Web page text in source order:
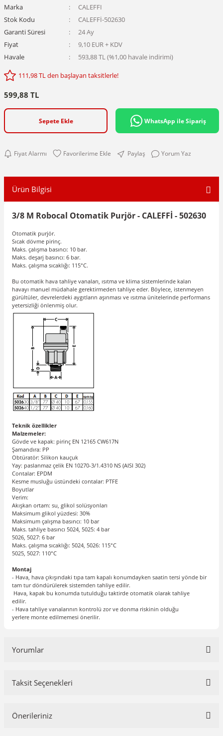
Marka
CALEFFI
Stok Kodu
CALEFFİ-502630
Garanti Süresi
24 Ay
Fiyat
9,10 EUR + KDV
Havale
593,88 TL (%1,00 havale indirimi)
111,98 TL den başlayan taksitlerle!
599,88 TL
Sepete Ekle WhatsApp ile Sipariş
Fiyat Alarmı Paylaş Yorum Yaz
Ürün Bilgisi
3/8 M Robocal Otomatik Purjör - CALEFFİ - 502630
Otomatik purjör.
Sıcak dövme pirinç.
Maks. çalışma basıncı: 10 bar.
Maks. deşarj basıncı: 6 bar.
Maks. çalışma sıcaklığı: 115°C.
Bu otomatik hava tahliye vanaları, ısıtma ve klima sistemlerinde kalan
havayı manuel müdahale gerektirmeden tahliye eder. Böylece, istenmeyen
gürültüler, devrelerdeki aygıtların aşınması ve ısıtma ünitelerinde performans
yetersizliği önlenmiş olur.
Teknik özellikler
Malzemeler:
Gövde ve kapak: pirinç EN 12165 CW617N
Şamandıra: PP
Obtüratör: Silikon kauçuk
Yay: paslanmaz çelik EN 10270-3/1.4310 NS (AISI 302)
Contalar: EPDM
Kesme musluğu üstündeki contalar: PTFE
Boyutlar
Verim:
Akışkan ortam: su, glikol solüsyonları
Maksimum glikol yüzdesi: 30%
Maksimum çalışma basıncı: 10 bar
Maks. tahliye basıncı 5024, 5025: 4 bar
5026, 5027: 6 bar
Maks. çalışma sıcaklığı: 5024, 5026: 115°C
5025, 5027: 110°C
Montaj
- Hava, hava çıkışındaki tıpa tam kapalı konumdayken saatin tersi yönde bir
tam tur döndürülerek sistemden tahliye edilir.
Hava, kapak bu konumda tutulduğu taktirde otomatik olarak tahliye
edilir.
- Hava tahliye vanalarının kontrolü zor ve donma riskinin olduğu
yerlere monte edilmemesi önerilir.
Yorumlar
Taksit Seçenekleri
Önerileriniz